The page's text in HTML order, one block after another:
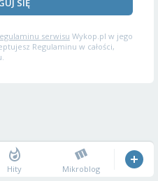
serwisu Wykop.pl w jego
Regulaminu w całości,
Hity Mikroblog